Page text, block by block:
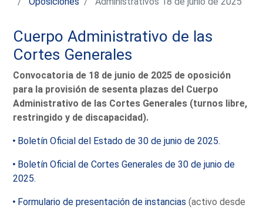
Cuerpo Administrativo de las
Cortes Generales
Convocatoria de 18 de junio de 2025 de oposición
para la provisión de sesenta plazas del Cuerpo
Administrativo de las Cortes Generales (turnos libre,
restringido y de discapacidad).
Boletín Oficial del Estado de 30 de junio de 2025.
Boletín Oficial de Cortes Generales de 30 de junio de
2025.
Formulario de presentación de instancias (activo desde